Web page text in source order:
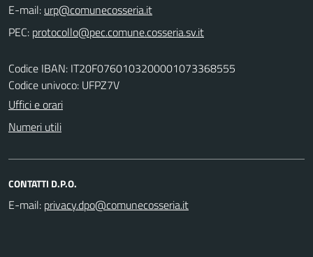
E-mail:
PEC:
Codice IBAN: IT20F0760103200001073368555
Codice univoco: UFPZ7V
Uffici e orari
Numeri utili
CONTATTI D.P.O.
E-mail: